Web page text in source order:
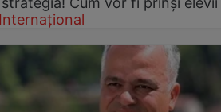
Internațional